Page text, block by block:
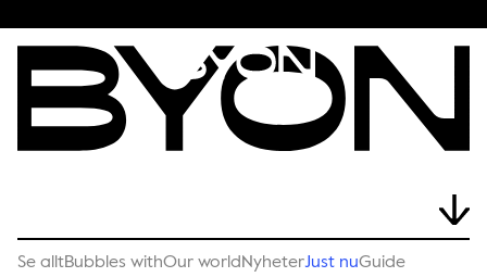
Se alltBubbles withOur worldNyheterJust nuGuide